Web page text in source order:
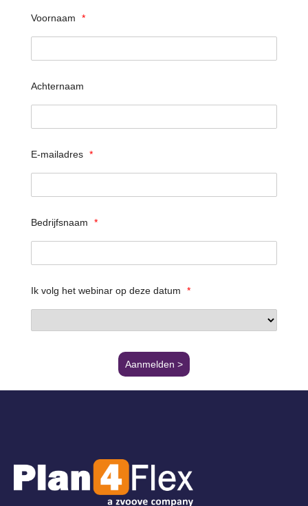
Voornaam *
Achternaam
E-mailadres *
Bedrijfsnaam *
Ik volg het webinar op deze datum *
Aanmelden >